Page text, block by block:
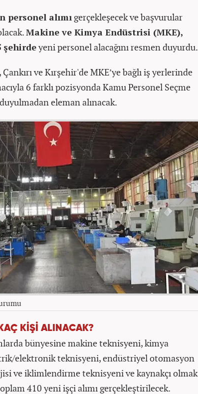
personel alımı gerçekleşecek ve başvurular
Makine ve Kimya Endüstrisi (MKE),
şehirdeyeni personel alacağını resmen duyurdu.
ve Kırşehir'de MKE’ye bağlı iş yerlerinde
6 farklı pozisyonda Kamu Personel Seçme
duyulmadan eleman alınacak.
KİŞİ ALINACAK?
bünyesine makine teknisyeni, kimya
elektronik teknisyeni, endüstriyel otomasyon
ve iklimlendirme teknisyeni ve kaynakçı olmak
410 yeni işçi alımı gerçekleştirilecek.